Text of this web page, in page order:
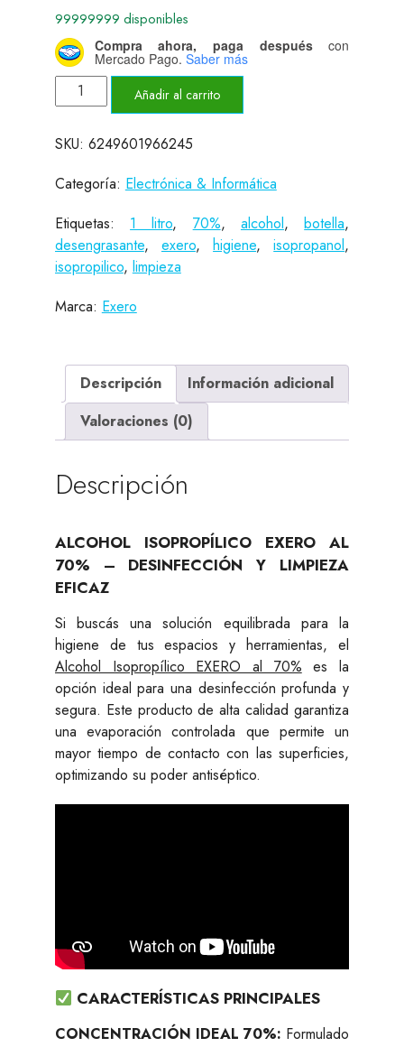
99999999 disponibles
Compra ahora, paga despuéscon
Mercado Pago. Saber más
Alcohol
Isopropílico
70%
1
Litro
IPA
Nuevo
cantidad
Añadir al carrito
SKU: 6249601966245
Categoría: Electrónica & Informática
Etiquetas: 1 litro, 70%, alcohol,botella,
desengrasante, exero,higiene,isopropanol,
isopropilico, limpieza
Marca: Exero
Descripción
Información adicional
Valoraciones (0)
Descripción
ALCOHOL ISOPROPÍLICO EXERO AL
70% – DESINFECCIÓN Y LIMPIEZA
EFICAZ
Si buscás una solución equilibrada para la
higiene de tus espacios y herramientas, el
Alcohol Isopropílico EXERO al 70% es la
opción ideal para una desinfección profunda y
segura. Este producto de alta calidad garantiza
una evaporación controlada que permite un
mayor tiempo de contacto con las superficies,
optimizando su poder antiséptico.
CARACTERÍSTICAS PRINCIPALES
CONCENTRACIÓN IDEAL 70%: Formulado